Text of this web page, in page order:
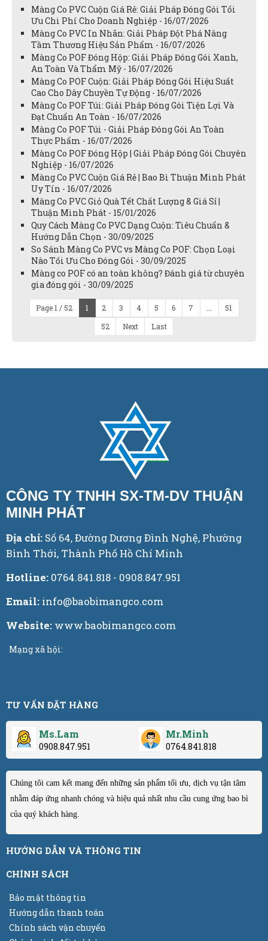
Màng Co PVC Cuộn Giá Rẻ: Giải Pháp Đóng Gói Tối
Ưu Chi Phí Cho Doanh Nghiệp - 16/07/2026
Màng Co PVC In Nhãn: Giải Pháp Đột Phá Nâng
Tầm Thương Hiệu Sản Phẩm - 16/07/2026
Màng Co POF Đóng Hộp: Giải Pháp Đóng Gói Xanh,
An Toàn Và Thẩm Mỹ - 16/07/2026
Màng Co POF Cuộn: Giải Pháp Đóng Gói Hiệu Suất
Cao Cho Dây Chuyền Tự Động - 16/07/2026
Màng Co POF Túi: Giải Pháp Đóng Gói Tiện Lợi Và
Đạt Chuẩn An Toàn - 16/07/2026
Màng Co POF Túi - Giải Pháp Đóng Gói An Toàn
Thực Phẩm - 16/07/2026
Màng Co POF Đóng Hộp | Giải Pháp Đóng Gói Chuyên
Nghiệp - 16/07/2026
Màng Co PVC Cuộn Giá Rẻ | Bao Bì Thuận Minh Phát
Uy Tín - 16/07/2026
Màng Co PVC Giỏ Quà Tết Chất Lượng & Giá Sỉ |
Thuận Minh Phát - 15/01/2026
Quy Cách Màng Co PVC Dạng Cuộn: Tiêu Chuẩn &
Hướng Dẫn Chọn - 30/09/2025
So Sánh Màng Co PVC vs Màng Co POF: Chọn Loại
Nào Tối Ưu Cho Đóng Gói - 30/09/2025
Màng co POF có an toàn không? Đánh giá từ chuyên
gia đóng gói - 30/09/2025
Page 1 / 52 1 2 3 4 5 6 7
51
52
Next Last
CÔNG TY TNHH SX-TM-DV THUẬN
MINH PHÁT
Địa chỉ: Số 64, Đường Dương Đình Nghệ, Phường
Bình Thới, Thành Phố Hồ Chí Minh
Hotline: 0764.841.818 - 0908.847.951
Email: info@baobimangco.com
Website: www.baobimangco.com
Mạng xã hội:
TƯ VẤN ĐẶT HÀNG
Ms.Lam
0908.847.951
Mr.Minh
0764.841.818
Chúng tôi cam kết mang đến những sản phẩm tối ưu, dịch vụ tận tâm
nhằm đáp ứng nhanh chóng và hiệu quả nhất nhu cầu cung ứng bao bì
của quý khách hàng.
HƯỚNG DẪN VÀ THÔNG TIN
CHÍNH SÁCH
Bảo mật thông tin
Hướng dẫn thanh toán
Chính sách vận chuyển